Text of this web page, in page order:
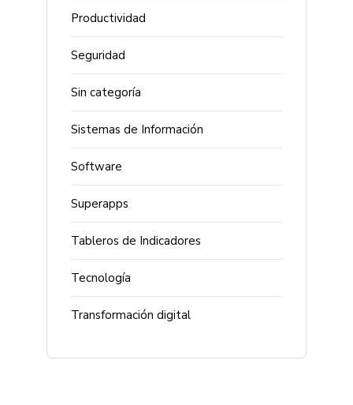
Productividad
Seguridad
Sin categoría
Sistemas de Información
Software
Superapps
Tableros de Indicadores
Tecnología
Transformación digital